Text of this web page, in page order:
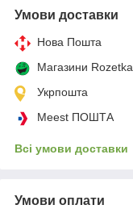
Умови доставки
Нова Пошта
Магазини Rozetka
Укрпошта
Meest ПОШТА
Всі умови доставки
Умови оплати